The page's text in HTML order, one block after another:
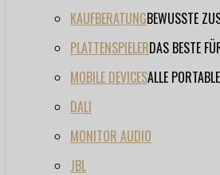
KAUFBERATUNGBEWUSSTE
PLATTENSPIELERDAS BESTE
MOBILE DEVICESALLE
DALI
MONITOR AUDIO
JBL